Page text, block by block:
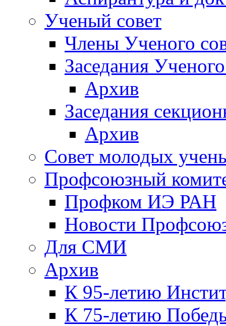
Ученый совет
Члены Ученого
Заседания
Архив
Заседания
Архив
Совет молодых
Профсоюзный
Профком ИЭ РАН
Новости
Для СМИ
Архив
К 95-летию
К 75-летию